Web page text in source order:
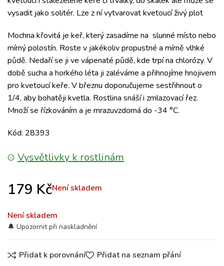
vysadit jako solitér. Lze z ní vytvarovat kvetoucí živý plot
Mochna křovitá je keř, který zasadíme na slunné místo nebo
mírný polostín. Roste v jakékoliv propustné a mírně vlhké
půdě. Nedaří se ji ve vápenaté půdě, kde trpí na chlorózy. V
době sucha a horkého léta ji zaléváme a přihnojíme hnojivem
pro kvetoucí keře. V březnu doporučujeme sestřihnout o
1/4, aby bohatěji kvetla. Rostlina snáší i zmlazovací řez.
Množí se řízkováním a je mrazuvzdorná do -34 °C.
Kód: 28393
Vysvětlivky k rostlinám
179 KčNení skladem
Není skladem
Přidat k porovnání Přidat na seznam přání